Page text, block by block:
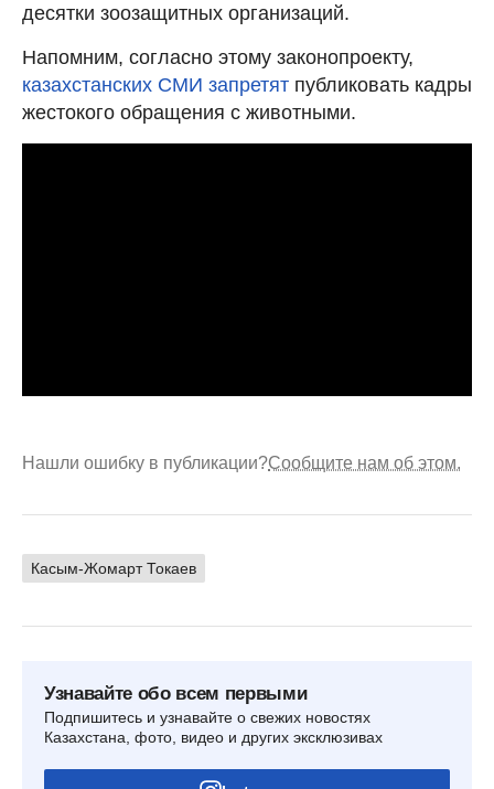
десятки зоозащитных организаций.
Напомним, согласно этому законопроекту,
казахстанских СМИ запретят публиковать кадры
жестокого обращения с животными.
Нашли ошибку в публикации?Сообщите нам об этом.
Касым-Жомарт Токаев
Узнавайте обо всем первыми
Подпишитесь и узнавайте о свежих новостях
Казахстана, фото, видео и других эксклюзивах